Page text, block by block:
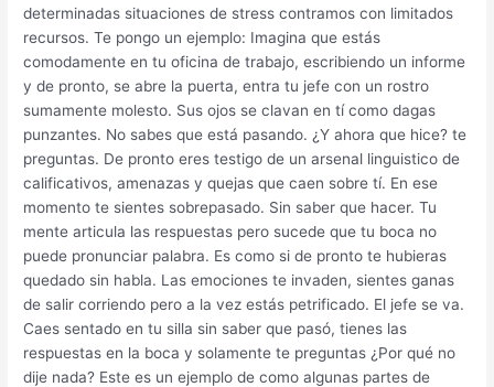
determinadas situaciones de stress contramos con limitados
recursos. Te pongo un ejemplo: Imagina que estás
comodamente en tu oficina de trabajo, escribiendo un informe
y de pronto, se abre la puerta, entra tu jefe con un rostro
sumamente molesto. Sus ojos se clavan en tí como dagas
punzantes. No sabes que está pasando. ¿Y ahora que hice? te
preguntas. De pronto eres testigo de un arsenal linguistico de
calificativos, amenazas y quejas que caen sobre tí. En ese
momento te sientes sobrepasado. Sin saber que hacer. Tu
mente articula las respuestas pero sucede que tu boca no
puede pronunciar palabra. Es como si de pronto te hubieras
quedado sin habla. Las emociones te invaden, sientes ganas
de salir corriendo pero a la vez estás petrificado. El jefe se va.
Caes sentado en tu silla sin saber que pasó, tienes las
respuestas en la boca y solamente te preguntas ¿Por qué no
dije nada? Este es un ejemplo de como algunas partes de